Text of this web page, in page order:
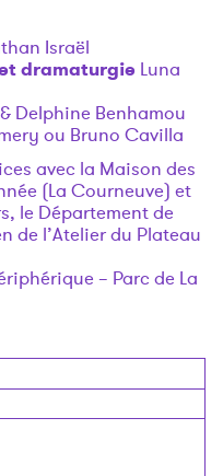
Israël
dramaturgie Luna
Delphine Benhamou
ou Bruno Cavilla
avec la Maison des
(La Courneuve) et
le Département de
de l’Atelier du Plateau
– Parc de La